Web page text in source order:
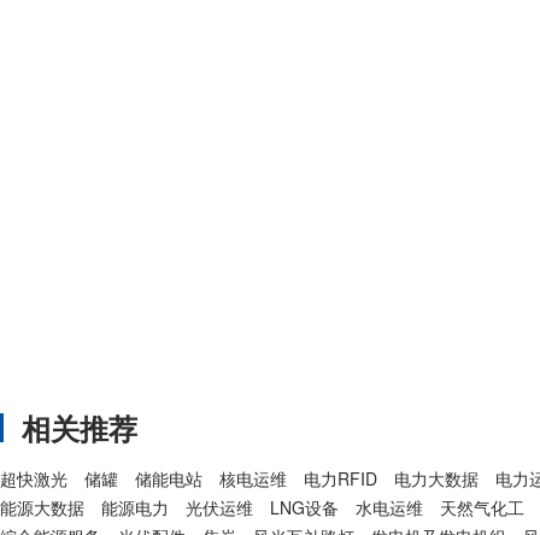
相关推荐
超快激光 储罐 储能电站 核电运维 电力RFID 电力大数据
电力
能源大数据
能源电力 光伏运维 LNG设备 水电运维
天然气化工